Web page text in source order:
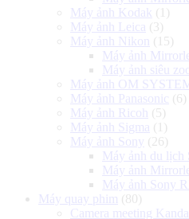
Máy ảnh Kodak (1)
Máy ảnh Leica (3)
Máy ảnh Nikon
(15)
Máy ảnh
Máy ảnh siêu
Máy ảnh OM
Máy ảnh Panasonic (6)
Máy ảnh Ricoh
(5)
Máy ảnh Sigma (1)
Máy ảnh Sony (26)
Máy ảnh du lịch
Máy ảnh
Máy ảnh Sony
Máy quay phim (80)
Camera meeting